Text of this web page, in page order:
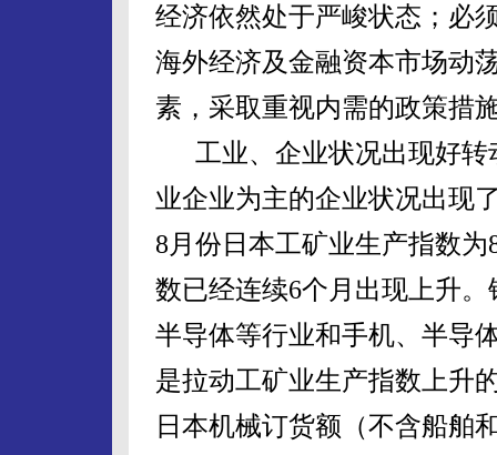
经济依然处于严峻状态；必
海外经济及金融资本市场动
素，采取重视内需的政策措
工业、企业状况出现好转
业企业为主的企业状况出现
8月份日本工矿业生产指数
数已经连续6个月出现上升
半导体等行业和手机、半导
是拉动工矿业生产指数上升
日本机械订货额（不含船舶